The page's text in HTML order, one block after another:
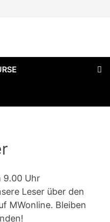
9.00 Uhr
Leser über den
MWonline. Bleiben